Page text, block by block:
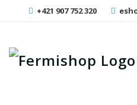
+421 907 752 320